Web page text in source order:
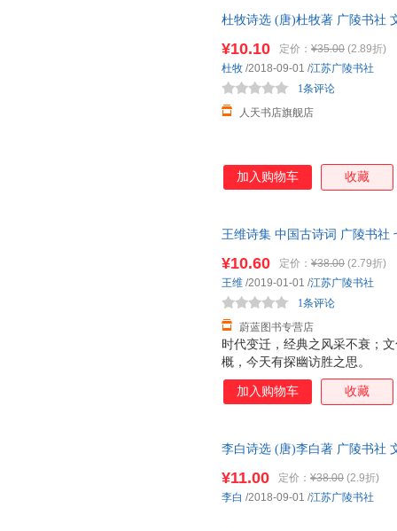
杜牧诗选 (唐)杜牧著 广陵书社
¥10.10 定价： ¥35.00 (2.89折)
人天书店旗舰店
1条评论
杜牧 /2018-09-01 /江苏广陵书社
加入购物车 收藏
王维诗集 中国古诗词 广陵书社
时代变迁，经典之风采不衰；
概，今天有探幽访胜之思。
¥10.60 定价： ¥38.00 (2.79折)
蔚蓝图书专营店
1条评论
王维 /2019-01-01 /江苏广陵书社
加入购物车 收藏
李白诗选 (唐)李白著 广陵书社
¥11.00 定价： ¥38.00 (2.9折)
李白 /2018-09-01 /江苏广陵书社